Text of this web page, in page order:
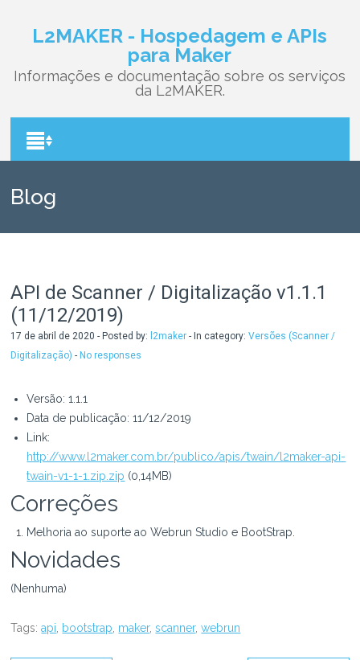
L2MAKER - Hospedagem e APIs
para Maker
Informações e documentação sobre os serviços
da L2MAKER.
Blog
API de Scanner / Digitalização v1.1.1
(11/12/2019)
17 de abril de 2020 - Posted by: l2maker - In category:Versões (Scanner /
Digitalização) - No responses
Versão: 1.1.1
Data de publicação: 11/12/2019
Link:
http://www.l2maker.com.br/publico/apis/twain/l2maker-api-
twain-v1-1-1.zip.zip (0,14MB)
Correções
Melhoria ao suporte ao Webrun Studio e BootStrap.
Novidades
(Nenhuma)
Tags: api bootstrap maker,scanner,webrun